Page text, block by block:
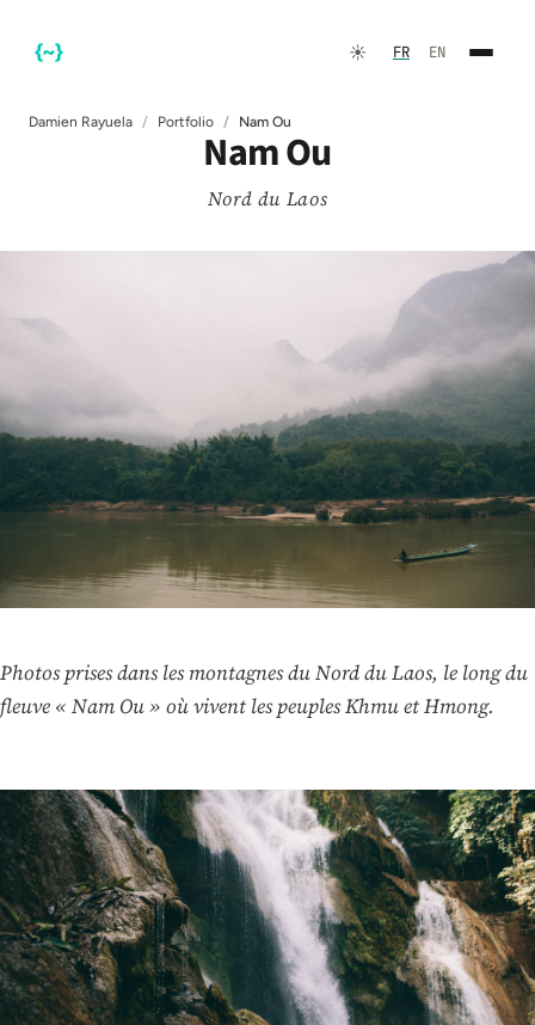
☀️ FR EN
☀️Thème sombre
Damien Rayuela Portfolio Nam Ou
Nam Ou
Nord du Laos
Photos prises dans les montagnes du Nord du Laos, le long du
fleuve « Nam Ou » où vivent les peuples Khmu et Hmong.